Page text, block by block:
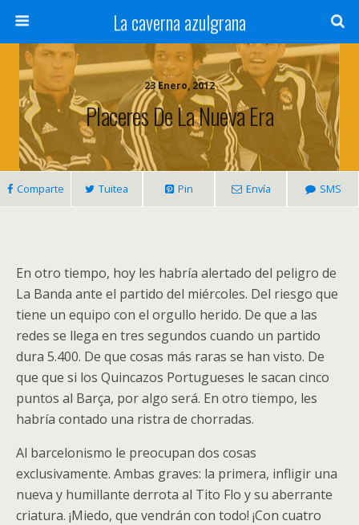
La caverna azulgrana
23 Enero, 2012
Placeres De La Nueva Era
Comparte Tuitea Pin Envía SMS
En otro tiempo, hoy les habría alertado del peligro de
La Banda ante el partido del miércoles. Del riesgo que
tiene un equipo con el orgullo herido. De que a las
redes se llega en tres segundos cuando un partido
dura 5.400. De que cosas más raras se han visto. De
que que si los Quincazos Portugueses le sacan cinco
puntos al Barça, por algo será. En otro tiempo, les
habría contado una ristra de chorradas.
Al barcelonismo le preocupan dos cosas
exclusivamente. Ambas graves: la primera, infligir una
nueva y humillante derrota al Tito Flo y su aberrante
criatura. ¡Miedo, que vendrán con todo! ¡Con cuatro